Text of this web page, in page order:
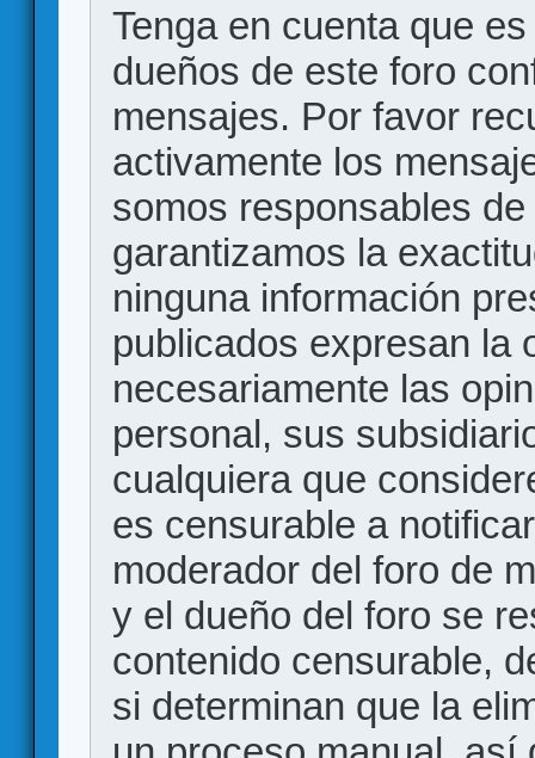
Tenga en cuenta que
dueños de este foro
mensajes. Por favor
activamente los
somos responsables
garantizamos la
ninguna información
publicados expresan la
necesariamente las
personal, sus
cualquiera que
es censurable a
moderador del foro de
y el dueño del foro se
contenido censurable,
si determinan que la